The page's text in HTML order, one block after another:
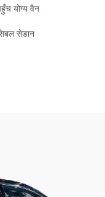
योग्य वैन
सेडान